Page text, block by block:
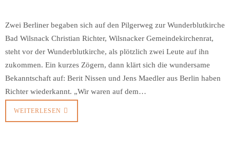
Zwei Berliner begaben sich auf den Pilgerweg zur Wunderblutkirche
Bad Wilsnack Christian Richter, Wilsnacker Gemeindekirchenrat,
steht vor der Wunderblutkirche, als plötzlich zwei Leute auf ihn
zukommen. Ein kurzes Zögern, dann klärt sich die wundersame
Bekanntschaft auf: Berit Nissen und Jens Maedler aus Berlin haben
Richter wiederkannt. „Wir waren auf dem…
WEITERLESEN